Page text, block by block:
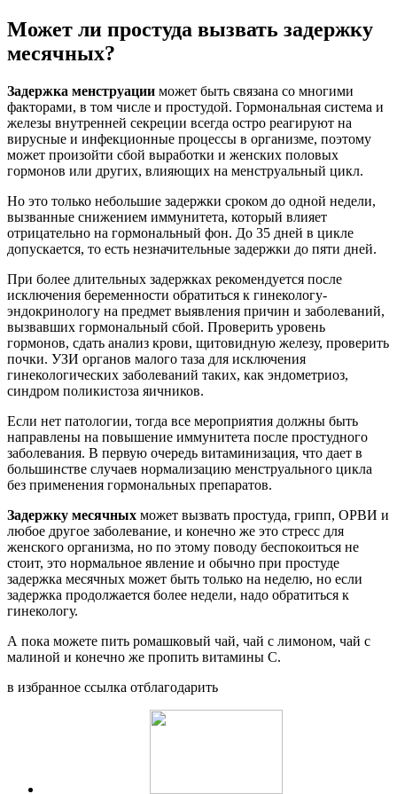
Может ли простуда вызвать задержку
месячных?
Задержка менструации может быть связана со многими
факторами, в том числе и простудой. Гормональная система и
железы внутренней секреции всегда остро реагируют на
вирусные и инфекционные процессы в организме, поэтому
может произойти сбой выработки и женских половых
гормонов или других, влияющих на менструальный цикл.
Но это только небольшие задержки сроком до одной недели,
вызванные снижением иммунитета, который влияет
отрицательно на гормональный фон. До 35 дней в цикле
допускается, то есть незначительные задержки до пяти дней.
При более длительных задержках рекомендуется после
исключения беременности обратиться к гинекологу-
эндокринологу на предмет выявления причин и заболеваний,
вызвавших гормональный сбой. Проверить уровень
гормонов, сдать анализ крови, щитовидную железу, проверить
почки. УЗИ органов малого таза для исключения
гинекологических заболеваний таких, как эндометриоз,
синдром поликистоза яичников.
Если нет патологии, тогда все мероприятия должны быть
направлены на повышение иммунитета после простудного
заболевания. В первую очередь витаминизация, что дает в
большинстве случаев нормализацию менструального цикла
без применения гормональных препаратов.
Задержку месячных может вызвать простуда, грипп, ОРВИ и
любое другое заболевание, и конечно же это стресс для
женского организма, но по этому поводу беспокоиться не
стоит, это нормальное явление и обычно при простуде
задержка месячных может быть только на неделю, но если
задержка продолжается более недели, надо обратиться к
гинекологу.
А пока можете пить ромашковый чай, чай с лимоном, чай с
малиной и конечно же пропить витамины С.
в избранное ссылка отблагодарить